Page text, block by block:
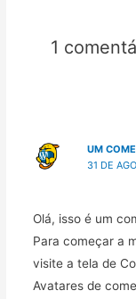
1
UM
31 DE
Olá, isso é um
Para começar a
visite a tela de
Avatares de